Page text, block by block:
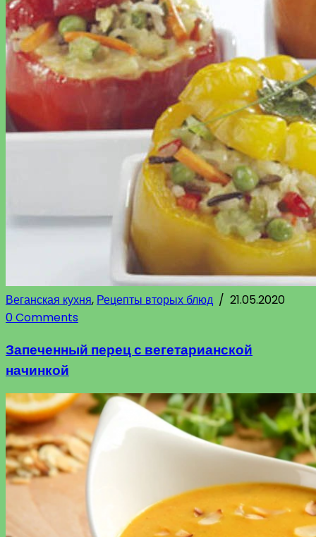
Веганская кухня, Рецепты вторых блюд / 21.05.2020
0 Comments
Запеченный перец с вегетарианской
начинкой